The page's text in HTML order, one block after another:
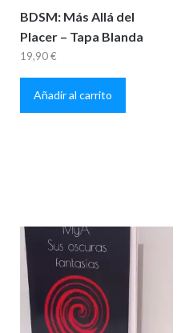
BDSM: Más Allá del
Placer – Tapa Blanda
19,90€
Añadir al carrito